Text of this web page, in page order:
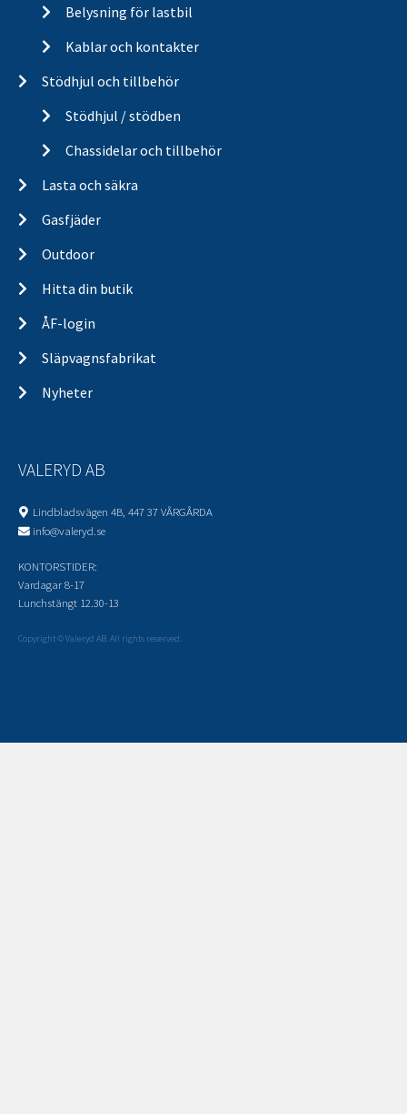
Belysning för lastbil
Kablar och kontakter
Stödhjul och tillbehör
Stödhjul / stödben
Chassidelar och tillbehör
Lasta och säkra
Gasfjäder
Outdoor
Hitta din butik
ÅF-login
Släpvagnsfabrikat
Nyheter
VALERYD AB
Lindbladsvägen 4B, 447 37 VÅRGÅRDA
info@valeryd.se
KONTORSTIDER:
Vardagar 8-17
Lunchstängt 12.30-13
Copyright © Valeryd AB. All rights reserved.